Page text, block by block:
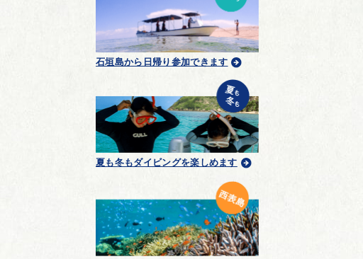
石垣島から日帰り参加できます
夏も冬もダイビングを楽しめます